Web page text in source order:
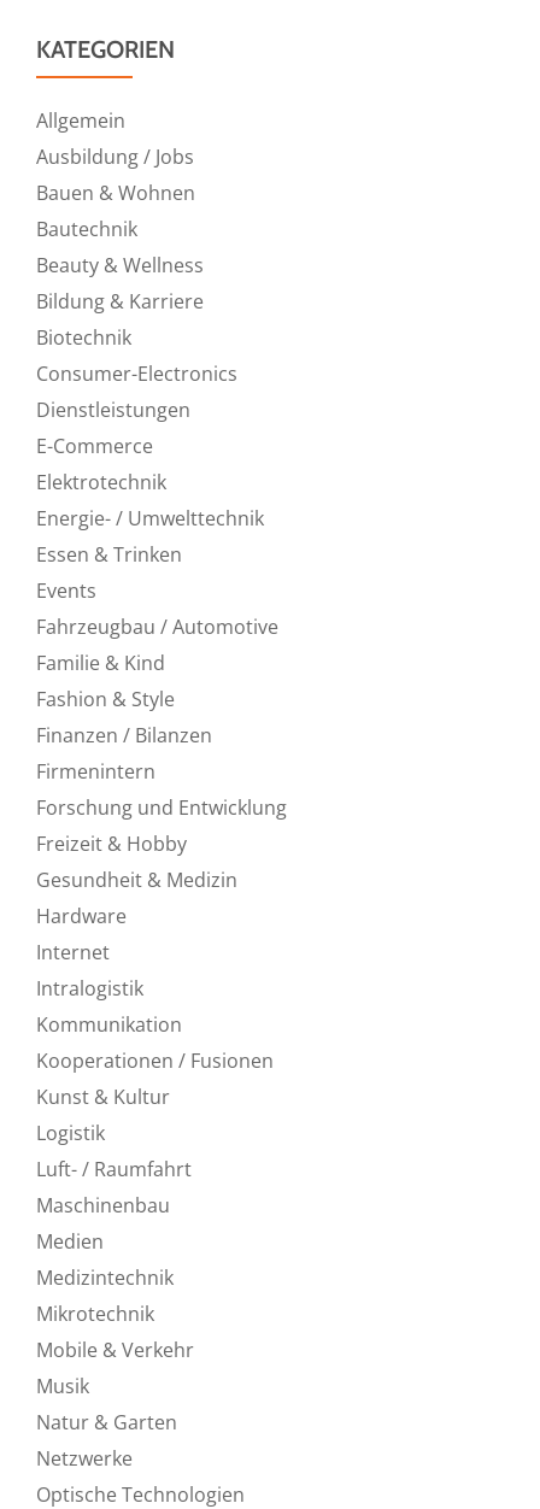
KATEGORIEN
Allgemein
Ausbildung / Jobs
Bauen & Wohnen
Bautechnik
Beauty & Wellness
Bildung & Karriere
Biotechnik
Consumer-Electronics
Dienstleistungen
E-Commerce
Elektrotechnik
Energie- / Umwelttechnik
Essen & Trinken
Events
Fahrzeugbau / Automotive
Familie & Kind
Fashion & Style
Finanzen / Bilanzen
Firmenintern
Forschung und Entwicklung
Freizeit & Hobby
Gesundheit & Medizin
Hardware
Internet
Intralogistik
Kommunikation
Kooperationen / Fusionen
Kunst & Kultur
Logistik
Luft- / Raumfahrt
Maschinenbau
Medien
Medizintechnik
Mikrotechnik
Mobile & Verkehr
Musik
Natur & Garten
Netzwerke
Optische Technologien